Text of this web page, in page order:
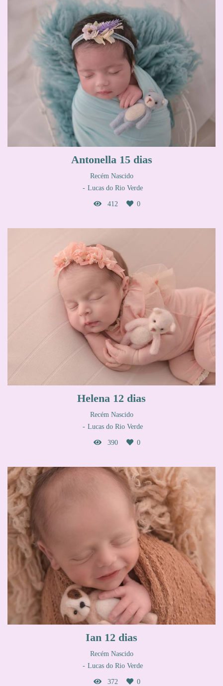
Antonella 15 dias
Recém Nascido
Lucas do Rio Verde
412 0
Helena 12 dias
Recém Nascido
Lucas do Rio Verde
390 0
Ian 12 dias
Recém Nascido
Lucas do Rio Verde
372 0